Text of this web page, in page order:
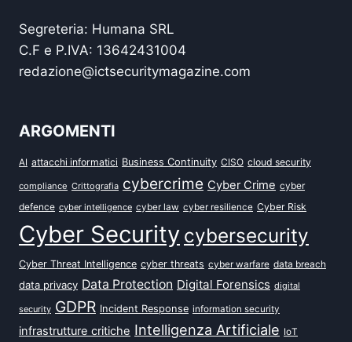
Segreteria: Humana SRL
C.F e P.IVA: 13642431004
redazione@ictsecuritymagazine.com
ARGOMENTI
AI attacchi informatici Business Continuity CISO cloud security
compliance Crittografia cybercrime Cyber Crime cyber
defence cyber intelligence cyber law cyber resilience Cyber Risk
Cyber Security cybersecurity
Cyber Threat Intelligence cyber threats cyber warfare data breach
data privacy Data Protection Digital Forensics digital
security GDPR Incident Response information security
infrastrutture critiche Intelligenza Artificiale IoT